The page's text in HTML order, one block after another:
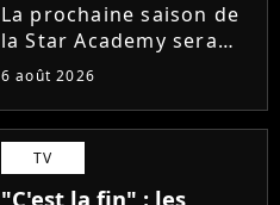
La prochaine saison de
la Star Academy sera
incarnée par une
professeurs après les
départs annoncés de
Michael Goldman, Lucie
Bernardoni et Marlène
6 août 2026
TV
"C'est la fin" : les